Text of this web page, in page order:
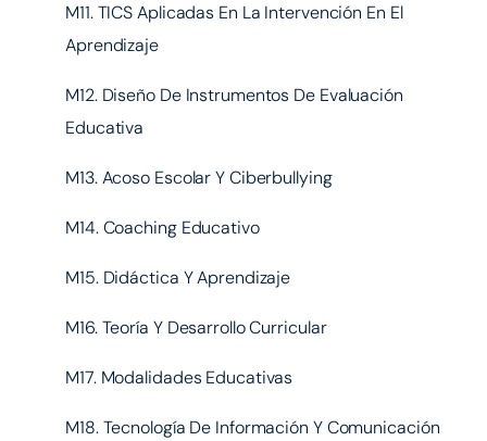
M11. TICS Aplicadas En La Intervención En El
Aprendizaje
M12. Diseño De Instrumentos De Evaluación
Educativa
M13. Acoso Escolar Y Ciberbullying
M14. Coaching Educativo
M15. Didáctica Y Aprendizaje
M16. Teoría Y Desarrollo Curricular
M17. Modalidades Educativas
M18. Tecnología De Información Y Comunicación